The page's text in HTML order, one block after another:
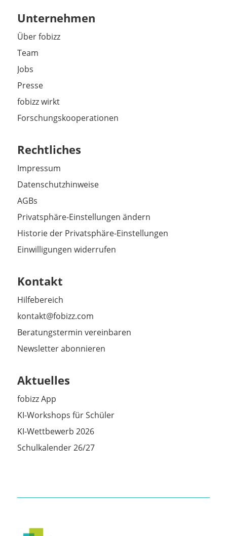
Unternehmen
Über fobizz
Team
Jobs
Presse
fobizz wirkt
Forschungskooperationen
Rechtliches
Impressum
Datenschutzhinweise
AGBs
Privatsphäre-Einstellungen ändern
Historie der Privatsphäre-Einstellungen
Einwilligungen widerrufen
Kontakt
Hilfebereich
kontakt@fobizz.com
Beratungstermin vereinbaren
Newsletter abonnieren
Aktuelles
fobizz App
KI-Workshops für Schüler
KI-Wettbewerb 2026
Schulkalender 26/27